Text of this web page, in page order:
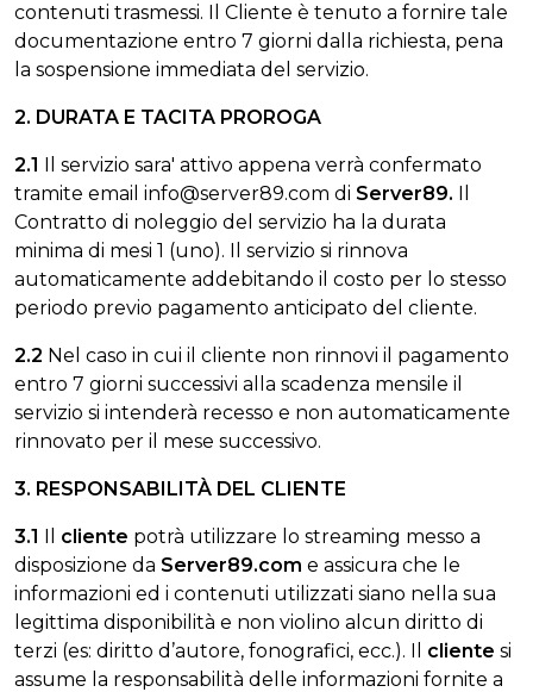
contenuti trasmessi. Il Cliente è tenuto a fornire tale
documentazione entro 7 giorni dalla richiesta, pena
la sospensione immediata del servizio.
2. DURATA E TACITA PROROGA
2.1 Il servizio sara' attivo appena verrà confermato
tramite email info@server89.com di Server89. Il
Contratto di noleggio del servizio ha la durata
minima di mesi 1 (uno). Il servizio si rinnova
automaticamente addebitando il costo per lo stesso
periodo previo pagamento anticipato del cliente.
2.2 Nel caso in cui il cliente non rinnovi il pagamento
entro 7 giorni successivi alla scadenza mensile il
servizio si intenderà recesso e non automaticamente
rinnovato per il mese successivo.
3. RESPONSABILITÀ DEL CLIENTE
3.1 Il cliente potrà utilizzare lo streaming messo a
disposizione da Server89.com e assicura che le
informazioni ed i contenuti utilizzati siano nella sua
legittima disponibilità e non violino alcun diritto di
terzi (es: diritto d’autore, fonografici, ecc.). Il cliente si
assume la responsabilità delle informazioni fornite a